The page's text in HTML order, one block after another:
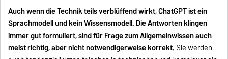
Auch wenn die Technik teils verblüffend wirkt, ChatGPT ist ein
Sprachmodell und kein Wissensmodell. Die Antworten klingen
immer gut formuliert, sind für Frage zum Allgemeinwissen auch
meist richtig, aber nicht notwendigerweise korrekt. Sie werden